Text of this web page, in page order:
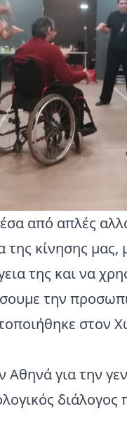
από απλές
της κίνησης
της και να
την
στον
Αθηνά για την
διάλογος